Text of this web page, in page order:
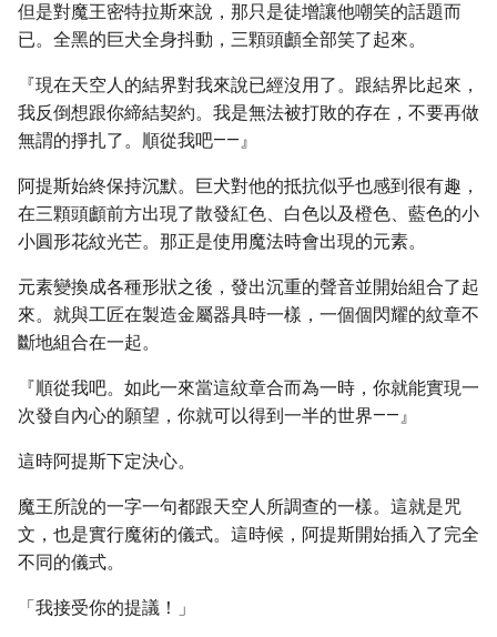
但是對魔王密特拉斯來說，那只是徒增讓他嘲笑的話題而
已。全黑的巨犬全身抖動，三顆頭顱全部笑了起來。
『現在天空人的結界對我來說已經沒用了。跟結界比起來，
我反倒想跟你締結契約。我是無法被打敗的存在，不要再做
無謂的掙扎了。順從我吧——』
阿提斯始終保持沉默。巨犬對他的抵抗似乎也感到很有趣，
在三顆頭顱前方出現了散發紅色、白色以及橙色、藍色的小
小圓形花紋光芒。那正是使用魔法時會出現的元素。
元素變換成各種形狀之後，發出沉重的聲音並開始組合了起
來。就與工匠在製造金屬器具時一樣，一個個閃耀的紋章不
斷地組合在一起。
『順從我吧。如此一來當這紋章合而為一時，你就能實現一
次發自內心的願望，你就可以得到一半的世界——』
這時阿提斯下定決心。
魔王所說的一字一句都跟天空人所調查的一樣。這就是咒
文，也是實行魔術的儀式。這時候，阿提斯開始插入了完全
不同的儀式。
「我接受你的提議！」